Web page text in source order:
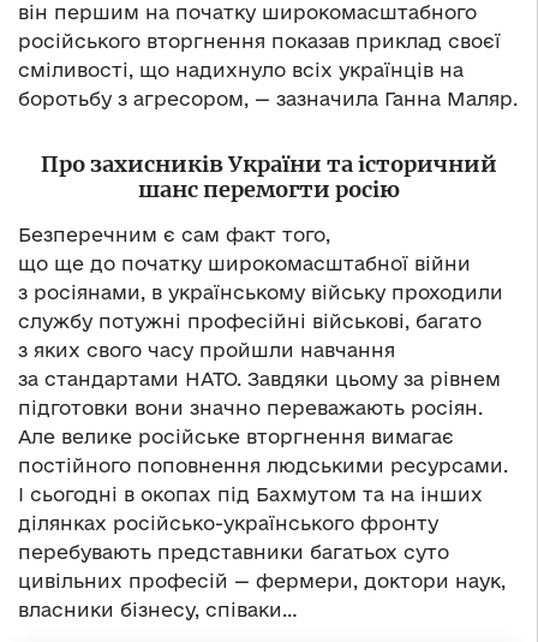
він першим на початку широкомасштабного
російського вторгнення показав приклад своєї
сміливості, що надихнуло всіх українців на
боротьбу з агресором, — зазначила Ганна Маляр.
Про захисників України та історичний
шанс перемогти росію
Безперечним є сам факт того,
що ще до початку широкомасштабної війни
з росіянами, в українському війську проходили
службу потужні професійні військові, багато
з яких свого часу пройшли навчання
за стандартами НАТО. Завдяки цьому за рівнем
підготовки вони значно переважають росіян.
Але велике російське вторгнення вимагає
постійного поповнення людськими ресурсами.
І сьогодні в окопах під Бахмутом та на інших
ділянках російсько-українського фронту
перебувають представники багатьох суто
цивільних професій — фермери, доктори наук,
власники бізнесу, співаки…